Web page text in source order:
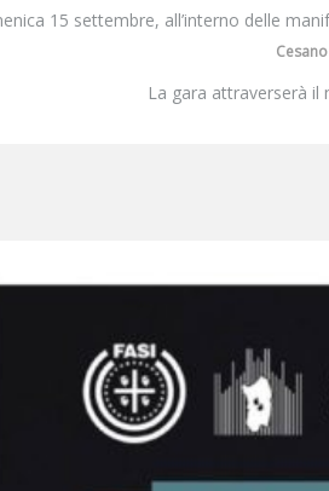
15 settembre, all’interno delle
La gara attraverserà il